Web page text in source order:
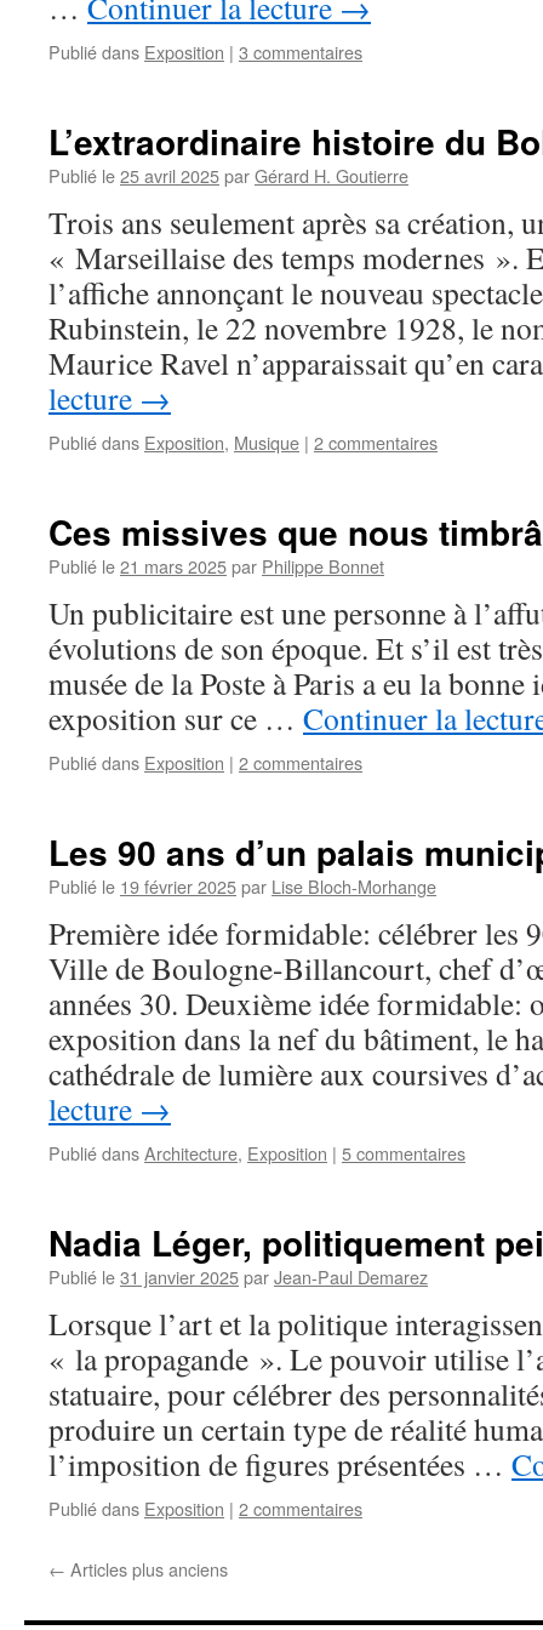
Publié dans Exposition | 3 commentaires
L’extraordinaire histoire du
Publié le25 avril 2025parGérard H. Goutierre
Trois ans seulement après sa création,
« Marseillaise des temps modernes ».
l’affiche annonçant le nouveau
Rubinstein, le 22 novembre 1928, le
Maurice Ravel n’apparaissait qu’en
lecture →
Publié dans Exposition, Musique | 2 commentaires
Ces missives que nous
Publié le21 mars 2025par Philippe Bonnet
Un publicitaire est une personne à
évolutions de son époque. Et s’il est
musée de la Poste à Paris a eu la bonne
exposition sur ce … Continuer la
Publié dans Exposition | 2 commentaires
Les 90 ans d’un palais
Publié le 19 février 2025par Lise Bloch-Morhange
Première idée formidable: célébrer les
Ville de Boulogne-Billancourt, chef
années 30. Deuxième idée formidable:
exposition dans la nef du bâtiment, le
cathédrale de lumière aux coursives
lecture →
Publié dansArchitecture, Exposition | 5 commentaires
Nadia Léger, politiquement
Publié le31 janvier 2025parJean-Paul Demarez
Lorsque l’art et la politique
« la propagande ». Le pouvoir utilise
statuaire, pour célébrer des
produire un certain type de réalité
l’imposition de figures présentées …
Publié dans Exposition | 2 commentaires
← Articles plus anciens